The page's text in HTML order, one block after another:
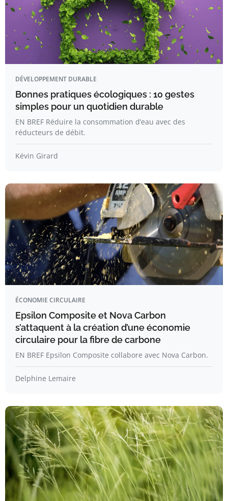
DÉVELOPPEMENT DURABLE
Bonnes pratiques écologiques : 10 gestes
simples pour un quotidien durable
EN BREF Réduire la consommation d’eau avec des
réducteurs de débit.
Kévin Girard
ÉCONOMIE CIRCULAIRE
Epsilon Composite et Nova Carbon
s’attaquent à la création d’une économie
circulaire pour la fibre de carbone
EN BREF Epsilon Composite collabore avec Nova Carbon.
Delphine Lemaire